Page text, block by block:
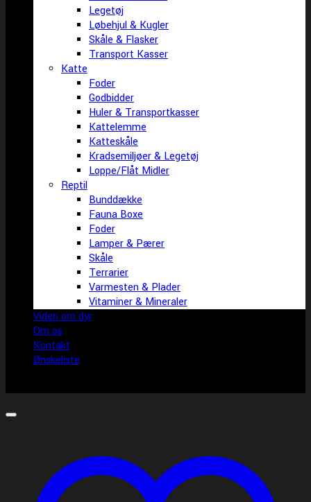
Legetøj
Løbehjul & Kugler
Skåle & Flasker
Transport Kasser
Katte
Foder
Godbidder
Huler & Transportkasser
Kattelemme
Katteskåle
Kradsemiljøer & Legetøj
Loppe/Flåt Midler
Reptil
Bunddække
Fauna Boxe
Foder
Lamper & Pærer
Skåle
Terrarier
Varmesten & Plader
Vitaminer & Mineraler
Viden om dyr
Om os
Kontakt
Ønskeliste